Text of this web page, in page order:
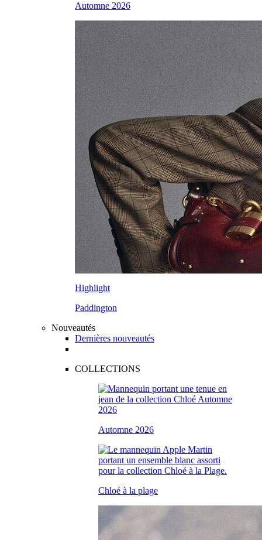
Automne 2026
Highlight
Paddington
Nouveautés
Dernières nouveautés
COLLECTIONS
Automne 2026
Chloé à la plage